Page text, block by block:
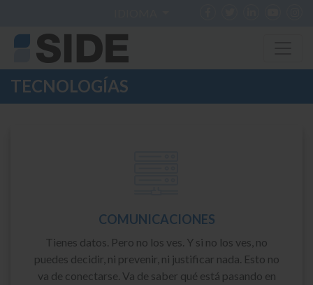
TECNOLOGÍAS
COMUNICACIONES
Tienes datos. Pero no los ves. Y si no los ves, no
puedes decidir, ni prevenir, ni justificar nada. Esto no
va de conectarse. Va de saber qué está pasando en